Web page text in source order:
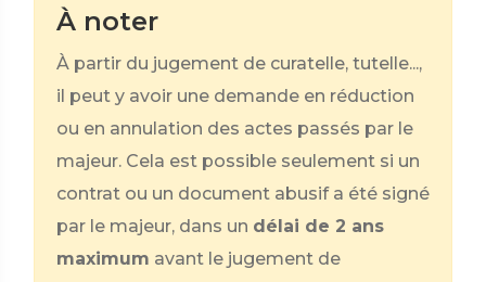
À noter
À partir du jugement de curatelle, tutelle...,
il peut y avoir une demande en réduction
ou en annulation des actes passés par le
majeur. Cela est possible seulement si un
contrat ou un document abusif a été signé
par le majeur, dans un délai de 2 ans
maximum avant le jugement de